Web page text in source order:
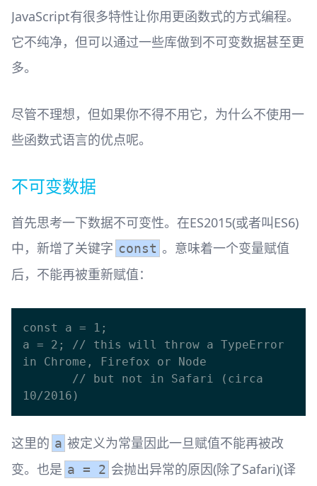
JavaScript有很多特性让你用更函数式的方式编程。
它不纯净，但可以通过一些库做到不可变数据甚至更
多。
尽管不理想，但如果你不得不用它，为什么不使用一
些函数式语言的优点呢。
不可变数据
首先思考一下数据不可变性。在ES2015(或者叫ES6)
中，新增了关键字 const 。意味着一个变量赋值
后，不能再被重新赋值：
const a = 1;
a = 2; // this will throw a TypeError
in Chrome, Firefox or Node
这里的 a 被定义为常量因此一旦赋值不能再被改
变。也是 a = 2 会抛出异常的原因(除了Safari)(译